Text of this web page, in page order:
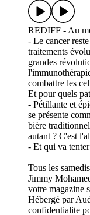
REDIFF - Au
- Le cancer
traitements
grandes
combattre les
Et pour quels
- Pétillante et
se présente
bière
autant ? C'est
- Et qui va
Tous les
Jimmy
votre magazine
Hébergé par
confidentialite